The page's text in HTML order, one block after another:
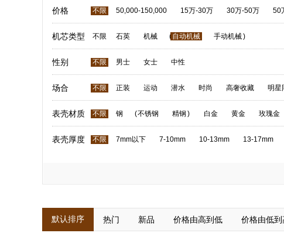
价格 不限 50,000-150,000 15万-30万 30万-50万 50
机芯类型 不限 石英 机械 ( 自动机械 手动机械)
性别 不限 男士 女士 中性
场合 不限 正装 运动 潜水 时尚 高奢收藏 明星
表壳材质 不限 钢 (不锈钢 精钢 ) 白金 黄金 玫瑰金
表壳厚度 不限 7mm以下 7-10mm 10-13mm 13-17mm
默认排序 热门 新品 价格由高到低 价格由低到